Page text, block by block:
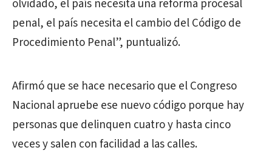
olvidado, el país necesita una reforma procesal
penal, el país necesita el cambio del Código de
Procedimiento Penal”, puntualizó.
Afirmó que se hace necesario que el Congreso
Nacional apruebe ese nuevo código porque hay
personas que delinquen cuatro y hasta cinco
veces y salen con facilidad a las calles.